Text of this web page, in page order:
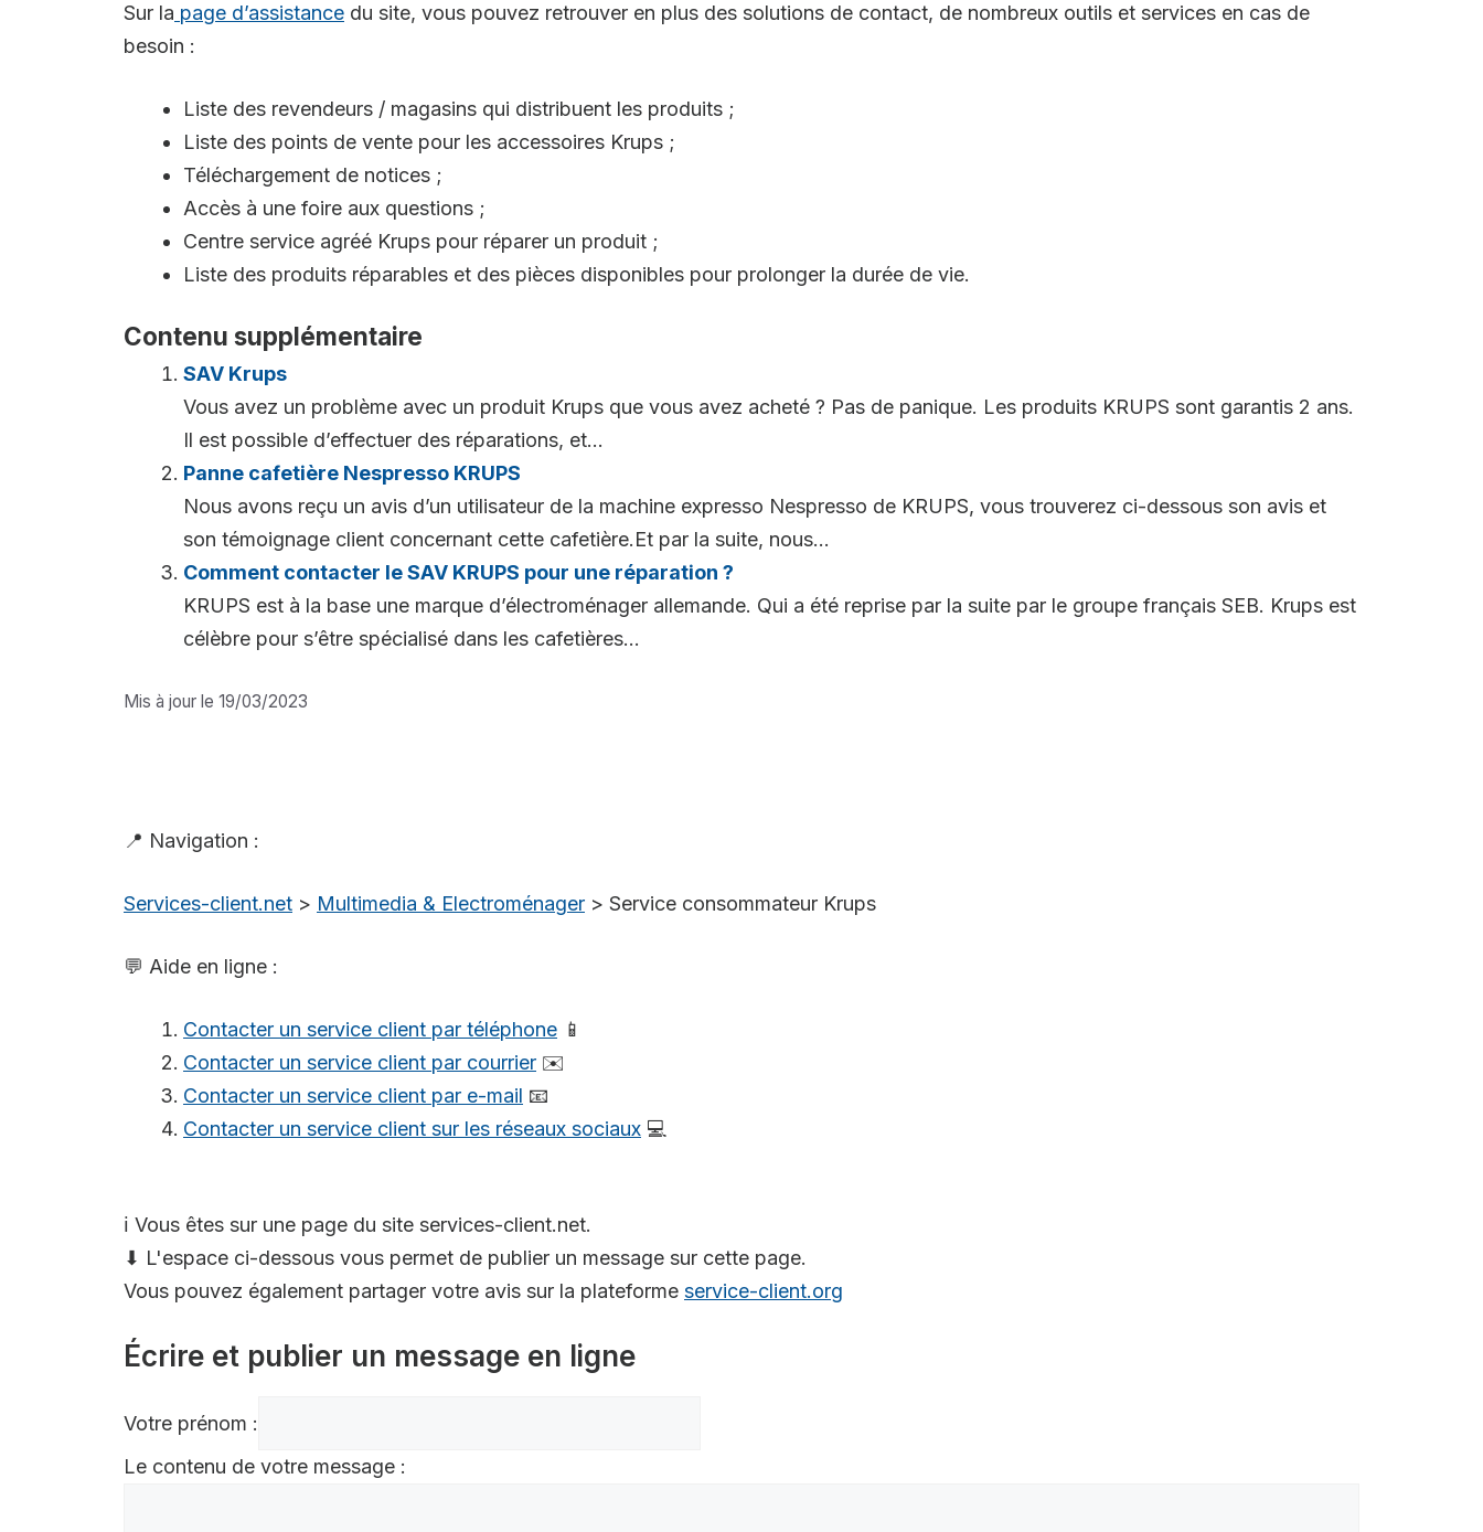
Sur la page d’assistance du site, vous pouvez retrouver en plus des solutions de contact, de nombreux outils et services en cas de
besoin :
Liste des revendeurs / magasins qui distribuent les produits ;
Liste des points de vente pour les accessoires Krups ;
Téléchargement de notices ;
Accès à une foire aux questions ;
Centre service agréé Krups pour réparer un produit ;
Liste des produits réparables et des pièces disponibles pour prolonger la durée de vie.
Contenu supplémentaire
SAV Krups
Vous avez un problème avec un produit Krups que vous avez acheté ? Pas de panique. Les produits KRUPS sont garantis 2 ans.
Il est possible d’effectuer des réparations, et...
Panne cafetière Nespresso KRUPS
Nous avons reçu un avis d’un utilisateur de la machine expresso Nespresso de KRUPS, vous trouverez ci-dessous son avis et
son témoignage client concernant cette cafetière.Et par la suite, nous...
Comment contacter le SAV KRUPS pour une réparation ?
KRUPS est à la base une marque d’électroménager allemande. Qui a été reprise par la suite par le groupe français SEB. Krups est
célèbre pour s’être spécialisé dans les cafetières...
Mis à jour le 19/03/2023
📍 Navigation :
Services-client.net > Multimedia & Electroménager > Service consommateur Krups
💬 Aide en ligne :
Contacter un service client par téléphone 📱
Contacter un service client par courrier ✉️
Contacter un service client par e-mail 📧
Contacter un service client sur les réseaux sociaux 💻
ℹ️ Vous êtes sur une page du site services-client.net.
⬇ L'espace ci-dessous vous permet de publier un message sur cette page.
Vous pouvez également partager votre avis sur la plateforme service-client.org
Écrire et publier un message en ligne
Votre prénom :
Le contenu de votre message :